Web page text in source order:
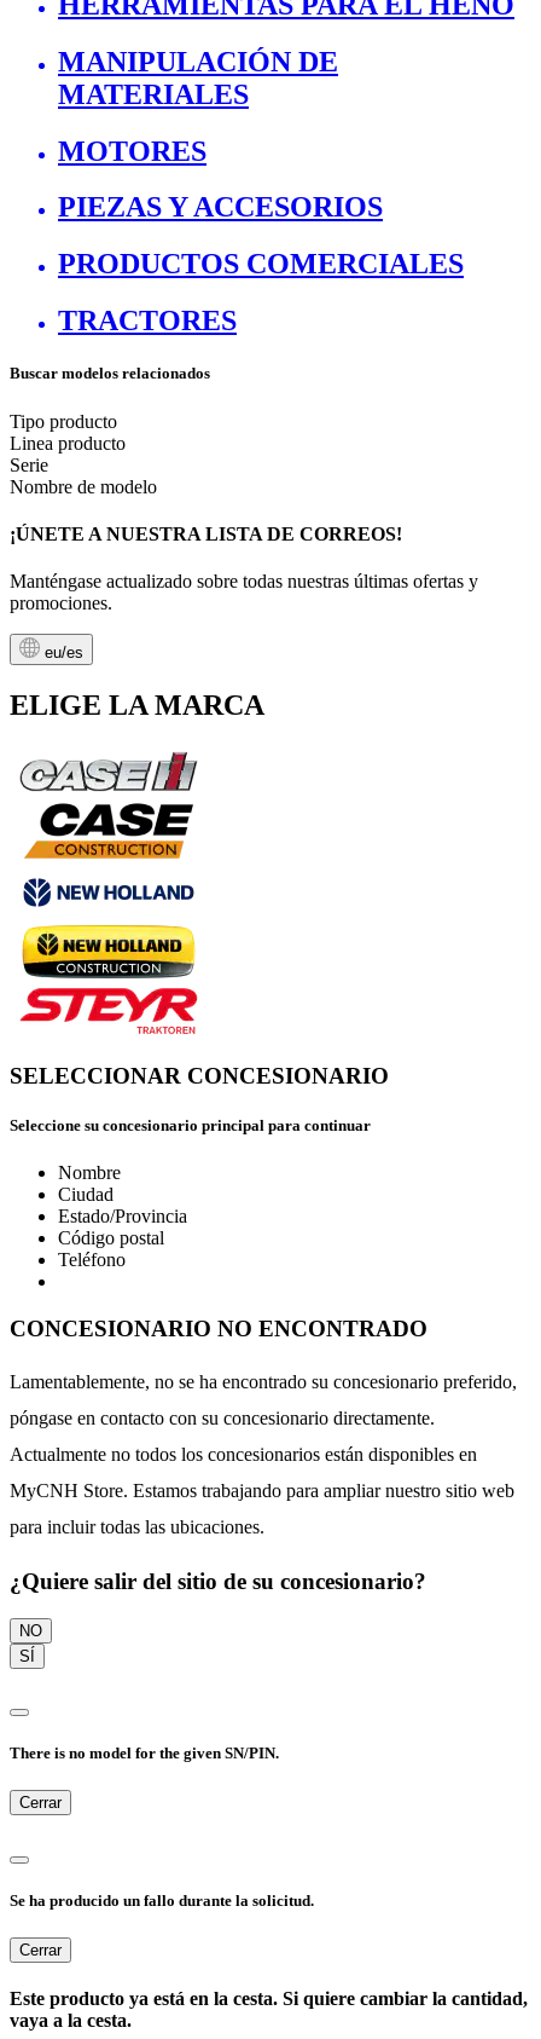
MANIPULACIÓN DE
MATERIALES
MOTORES
PIEZAS Y ACCESORIOS
PRODUCTOS COMERCIALES
TRACTORES
Buscar modelos relacionados
Tipo producto
Linea producto
Serie
Nombre de modelo
¡ÚNETE A NUESTRA LISTA DE CORREOS!
Manténgase actualizado sobre todas nuestras últimas ofertas y
promociones.
eu/es
ELIGE LA MARCA
SELECCIONAR CONCESIONARIO
Seleccione su concesionario principal para continuar
Nombre
Ciudad
Estado/Provincia
Código postal
Teléfono
CONCESIONARIO NO ENCONTRADO
Lamentablemente, no se ha encontrado su concesionario preferido,
póngase en contacto con su concesionario directamente.
Actualmente no todos los concesionarios están disponibles en
MyCNH Store. Estamos trabajando para ampliar nuestro sitio web
para incluir todas las ubicaciones.
¿Quiere salir del sitio de su concesionario?
NO
SÍ
There is no model for the given SN/PIN.
Cerrar
Se ha producido un fallo durante la solicitud.
Cerrar
Este producto ya está en la cesta. Si quiere cambiar la cantidad,
vaya a la cesta.